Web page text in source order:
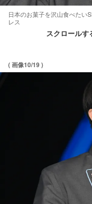
日本のお菓子を沢山食べたい
レス
スクロール
( 画像10/19 )